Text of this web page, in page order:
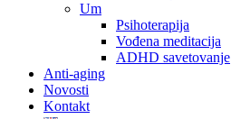
Um
Psihoterapija
Vođena meditacija
ADHD savetovanje
Anti-aging
Novosti
Kontakt